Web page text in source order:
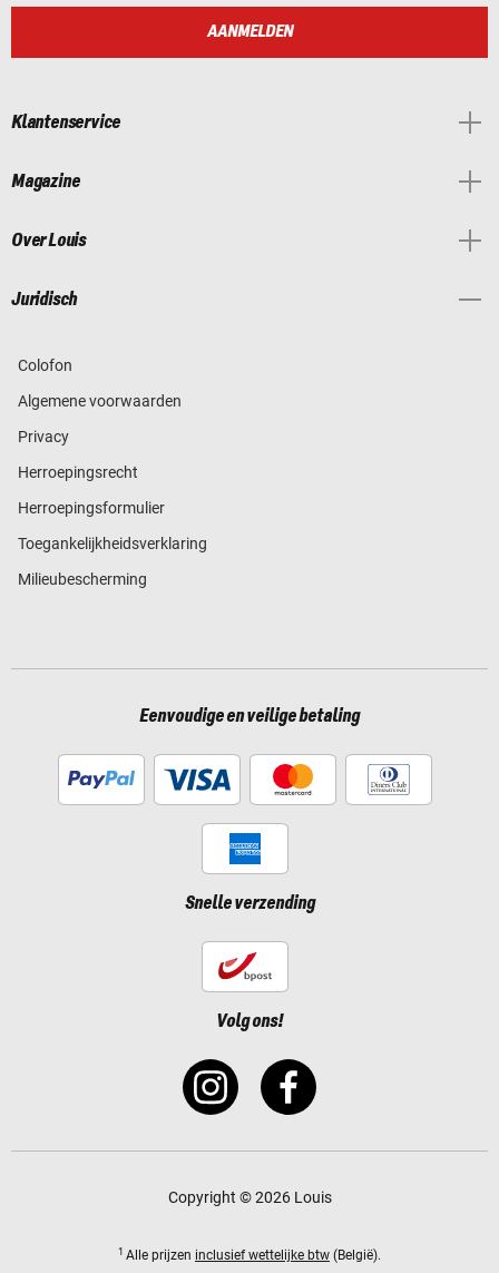
AANMELDEN
Klantenservice
Magazine
Over Louis
Juridisch
Colofon
Algemene voorwaarden
Privacy
Herroepingsrecht
Herroepingsformulier
Toegankelijkheidsverklaring
Milieubescherming
Eenvoudige en veilige betaling
Snelle verzending
Volg ons!
Copyright © 2026 Louis
1 Alle prijzen inclusief wettelijke btw (België).